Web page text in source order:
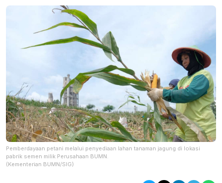
Pemberdayaan petani melalui penyediaan lahan tanaman jagung di lokasi
pabrik semen milik Perusahaan BUMN.
(Kementerian BUMN/SIG)